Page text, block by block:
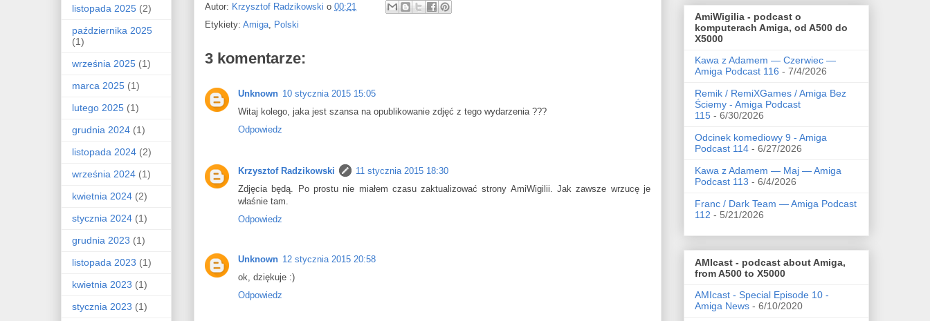
Autor: Krzysztof Radzikowski o 00:21
Etykiety: Amiga, Polski
3 komentarze:
Unknown 10 stycznia 2015 15:05
Witaj kolego, jaka jest szansa na opublikowanie zdjęć z tego wydarzenia ???
Odpowiedz
Krzysztof Radzikowski
11 stycznia 2015 18:30
Zdjęcia będą. Po prostu nie miałem czasu zaktualizować strony AmiWigilii. Jak zawsze wrzucę je
właśnie tam.
Odpowiedz
Unknown 12 stycznia 2015 20:58
ok, dziękuje :)
Odpowiedz
listopada 2025 (2)
października 2025
(1)
września 2025 (1)
marca 2025 (1)
lutego 2025 (1)
grudnia 2024 (1)
listopada 2024 (2)
września 2024 (1)
kwietnia 2024 (2)
stycznia 2024 (1)
grudnia 2023 (1)
listopada 2023 (1)
kwietnia 2023 (1)
stycznia 2023 (1)
AmiWigilia - podcast o
komputerach Amiga, od A500 do
X5000
Kawa z Adamem — Czerwiec —
Amiga Podcast 116 - 7/4/2026
Remik / RemiXGames / Amiga Bez
Ściemy - Amiga Podcast
115 - 6/30/2026
Odcinek komediowy 9 - Amiga
Podcast 114 - 6/27/2026
Kawa z Adamem — Maj — Amiga
Podcast 113 - 6/4/2026
Franc / Dark Team — Amiga Podcast
112 - 5/21/2026
AMIcast - podcast about Amiga,
from A500 to X5000
AMIcast - Special Episode 10 -
Amiga News - 6/10/2020